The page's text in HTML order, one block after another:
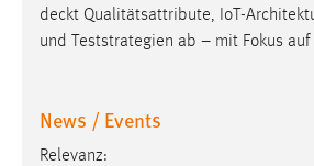
deckt Qualitätsattribute, IoT-
und Teststrategien ab – mit Fokus
News / Events
Relevanz: